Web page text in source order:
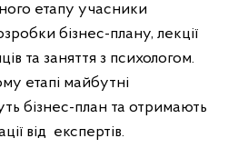
етапу учасники
бізнес-плану, лекції
та заняття з психологом.
етапі майбутні
бізнес-план та отримають
від експертів.